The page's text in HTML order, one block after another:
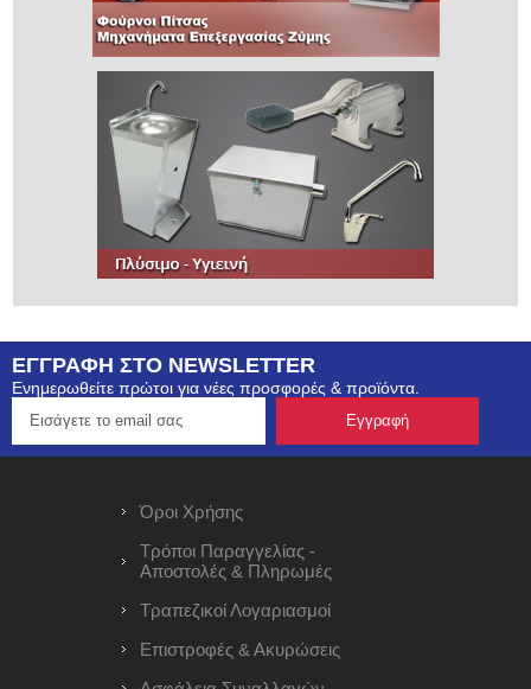
ΕΓΓΡΑΦΗ ΣΤΟ NEWSLETTER
Ενημερωθείτε πρώτοι για νέες προσφορές & προϊόντα.
Όροι Χρήσης
Τρόποι Παραγγελίας -
Αποστολές & Πληρωμές
Τραπεζικοί Λογαριασμοί
Επιστροφές & Ακυρώσεις